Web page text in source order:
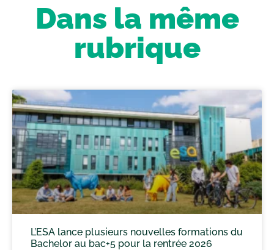
Dans la même
rubrique
L’ESA lance plusieurs nouvelles formations du
Bachelor au bac+5 pour la rentrée 2026